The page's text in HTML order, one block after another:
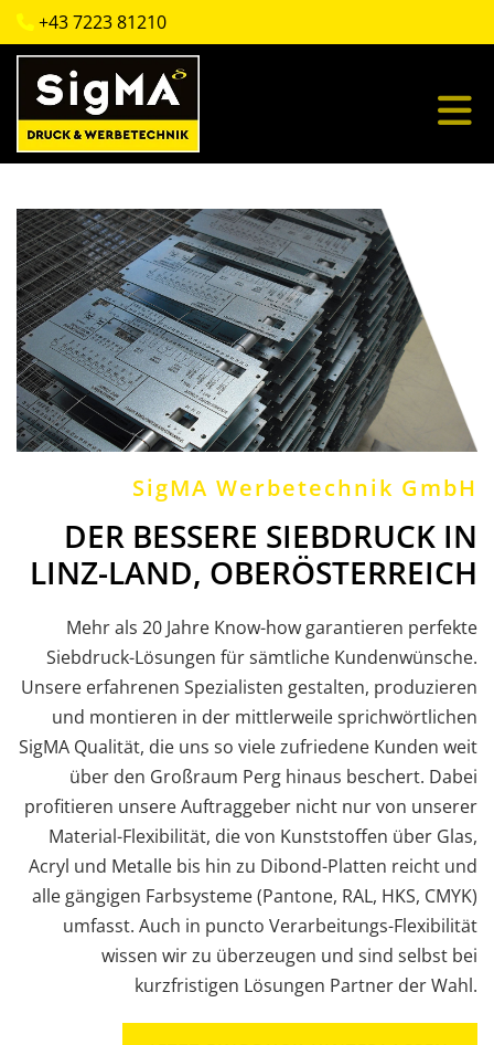
 +43 7223 81210
SigMA Werbetechnik GmbH
DER BESSERE SIEBDRUCK IN
LINZ-LAND, OBERÖSTERREICH
Mehr als 20 Jahre Know-how garantieren perfekte
Siebdruck-Lösungen für sämtliche Kundenwünsche.
Unsere erfahrenen Spezialisten gestalten, produzieren
und montieren in der mittlerweile sprichwörtlichen
SigMA Qualität, die uns so viele zufriedene Kunden weit
über den Großraum Perg hinaus beschert. Dabei
profitieren unsere Auftraggeber nicht nur von unserer
Material-Flexibilität, die von Kunststoffen über Glas,
Acryl und Metalle bis hin zu Dibond-Platten reicht und
alle gängigen Farbsysteme (Pantone, RAL, HKS, CMYK)
umfasst. Auch in puncto Verarbeitungs-Flexibilität
wissen wir zu überzeugen und sind selbst bei
kurzfristigen Lösungen Partner der Wahl.